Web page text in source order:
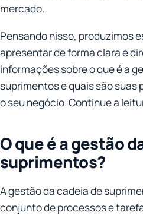
mercado.
Pensando nisso, produzimos
apresentar de forma clara e
informações sobre o que é a
suprimentos e quais são suas
o seu negócio. Continue a
O que é a gestão
suprimentos?
A gestão da cadeia de
conjunto de processos e